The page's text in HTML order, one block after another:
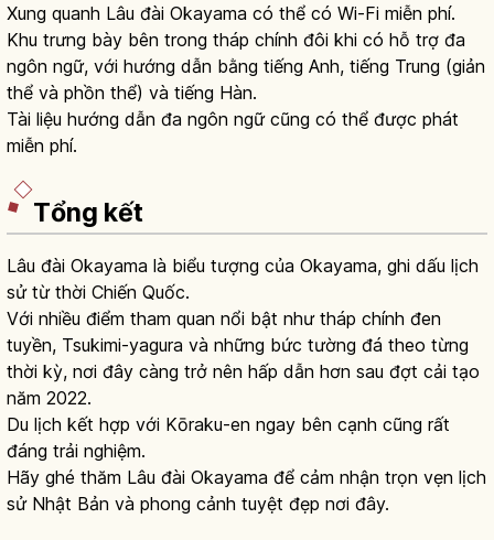
Xung quanh Lâu đài Okayama có thể có Wi-Fi miễn phí.
Khu trưng bày bên trong tháp chính đôi khi có hỗ trợ đa
ngôn ngữ, với hướng dẫn bằng tiếng Anh, tiếng Trung (giản
thể và phồn thể) và tiếng Hàn.
Tài liệu hướng dẫn đa ngôn ngữ cũng có thể được phát
miễn phí.
Tổng kết
Lâu đài Okayama là biểu tượng của Okayama, ghi dấu lịch
sử từ thời Chiến Quốc.
Với nhiều điểm tham quan nổi bật như tháp chính đen
tuyền, Tsukimi-yagura và những bức tường đá theo từng
thời kỳ, nơi đây càng trở nên hấp dẫn hơn sau đợt cải tạo
năm 2022.
Du lịch kết hợp với Kōraku-en ngay bên cạnh cũng rất
đáng trải nghiệm.
Hãy ghé thăm Lâu đài Okayama để cảm nhận trọn vẹn lịch
sử Nhật Bản và phong cảnh tuyệt đẹp nơi đây.